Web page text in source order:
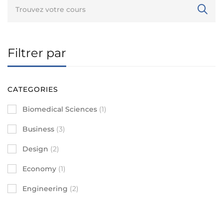
Filtrer par
CATEGORIES
Biomedical Sciences (1)
Business (3)
Design (2)
Economy (1)
Engineering (2)